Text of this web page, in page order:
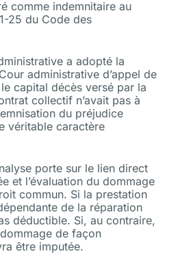
comme indemnitaire au
25 du Code des
a adopté la
administrative d’appel de
capital décès versé par la
collectif n’avait pas à
du préjudice
véritable caractère
porte sur le lien direct
et l’évaluation du dommage
commun. Si la prestation
de la réparation
déductible. Si, au contraire,
de façon
être imputée.